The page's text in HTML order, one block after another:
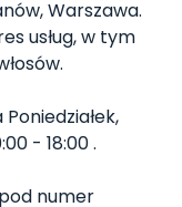
Warszawa.
usług, w tym
- 18:00 .
numer